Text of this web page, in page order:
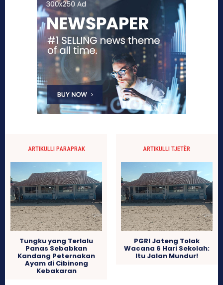
ARTIKULLI PARAPRAK
Tungku yang Terlalu
Panas Sebabkan
Kandang Peternakan
Ayam di Cibinong
Kebakaran
ARTIKULLI TJETËR
PGRI Jateng Tolak
Wacana 6 Hari Sekolah:
Itu Jalan Mundur!